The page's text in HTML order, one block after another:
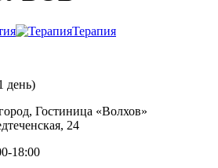
Терапия
день)
Гостиница «Волхов»
24
18:00